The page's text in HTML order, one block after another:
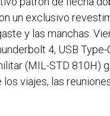
un exclusivo
y las manchas.
4, USB
(MIL-STD 810H)
viajes, las